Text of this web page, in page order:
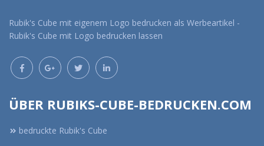
Rubik's Cube mit eigenem Logo bedrucken als Werbeartikel -
Rubik's Cube mit Logo bedrucken lassen
ÜBER RUBIKS-CUBE-BEDRUCKEN.COM
bedruckte Rubik's Cube